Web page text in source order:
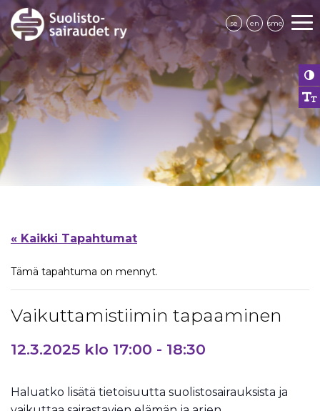
se en sme
« Kaikki Tapahtumat
Tämä tapahtuma on mennyt.
Vaikuttamistiimin tapaaminen
12.3.2025 klo 17:00 - 18:30
Haluatko lisätä tietoisuutta suolistosairauksista ja